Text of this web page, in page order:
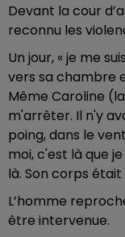
Devant la cour
reconnu les
Un jour, « je me
vers sa chambre
Même Caroline
m'arrêter. Il n'y
poing, dans le
moi, c'est là que
là. Son corps
L’homme
être intervenue.